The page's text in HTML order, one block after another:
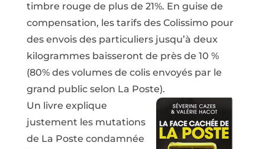
timbre rouge de plus de 21%. En guise de
compensation, les tarifs des Colissimo pour
des envois des particuliers jusqu’à deux
kilogrammes baisseront de près de 10 %
(80% des volumes de colis envoyés par le
grand public selon La Poste).
Un livre explique
justement les mutations
de La Poste condamnée